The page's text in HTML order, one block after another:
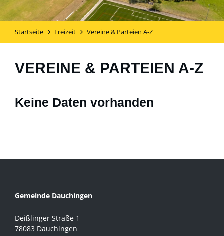
Startseite Freizeit Vereine & Parteien A-Z
VEREINE & PARTEIEN A-Z
Keine Daten vorhanden
Gemeinde Dauchingen
Deißlinger Straße 1
78083 Dauchingen